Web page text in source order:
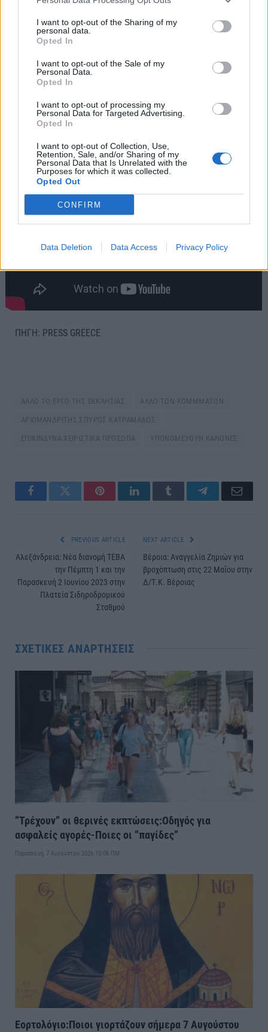
I want to opt-out of the Sharing of my
personal data.
Opted In
I want to opt-out of the Sale of my
Personal Data.
Opted In
I want to opt-out of processing my
Personal Data for Targeted Advertising.
Opted In
I want to opt-out of Collection, Use,
Retention, Sale, and/or Sharing of my
Personal Data that Is Unrelated with the
Purposes for which it was collected.
Opted Out
CONFIRM
Data Deletion Data Access Privacy Policy
φιλικά, όπως και δεν θα εμπλεκόμαστε σε εκλογικά
διλήμματα. Άλλο είναι το έργο της Εκκλησίας και άλλο το
έργο της Πολιτείας και των κομμάτων. Για αυτό τον λόγο ας
μην διώχνουμε την Χάρη του Αγ. Πνεύματος, την Χάρη του
Παρακλήτου, με κινήσεις μας που διασαλεύουν την Ενότητα
μας, κινήσεις που αποδοκιμάζουν διαχρονικά οι Άγιοι
Πατέρες.
Δείτε απόσπασμα της ομιλίας:
ΠΗΓΗ: PRESS GREECE
ΑΛΛΟ ΤΟ ΕΡΓΟ ΤΗΣ ΕΚΚΛΗΣΙΑΣ ΑΛΛΟ ΤΩΝ ΚΟΜΜΜΑΤΩΝ
ΑΡΧΙΜΑΝΔΡΙΤΗΣ ΣΠΥΡΟΣ ΚΑΤΡΑΜΑΔΟΣ
ΕΠΙΚΙΝΔΥΝΑ ΧΕΙΡΙΣΤΙΚΑ ΠΡΟΣΩΠΑ ΥΠΟΝΟΜΕΥΟΥΝ ΚΑΝΟΝΕΣ
FacebookTwitter PinterestLinkedInTumblr TelegramEmail
PREVIOUS ARTICLE
Αλεξάνδρεια: Νέα διανομή ΤΕΒΑ
την Πέμπτη 1 και την
Παρασκευή 2 Ιουνίου 2023 στην
Πλατεία Σιδηροδρομικού
Σταθμού
NEXT ARTICLE
Βέροια: Αναγγελία Ζημιών για
βροχόπτωση στις 22 Μαΐου στην
Δ/Τ.Κ. Βέροιας
ΣΧΕΤΙΚΈΣ ΑΝΑΡΤΉΣΕΙΣ
”Τρέχουν” οι θερινές εκπτώσεις:Οδηγός για
ασφαλείς αγορές-Ποιες οι ”παγίδες”
Παρασκευή, 7 Αυγούστου 2026 10:06 ΠΜ
Εορτολόγιο:Ποιοι γιορτάζουν σήμερα 7 Αυγούστου